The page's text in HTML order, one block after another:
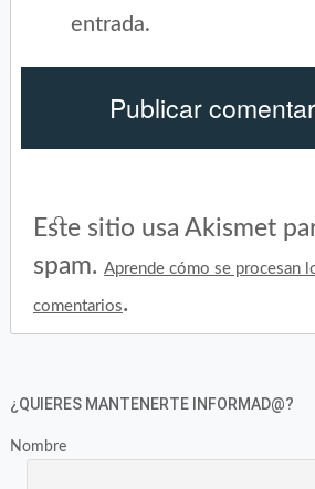
entrada.
Este sitio usa Akismet
spam. Aprende cómo se procesan
comentarios.
¿QUIERES MANTENERTE INFORMAD@?
Nombre